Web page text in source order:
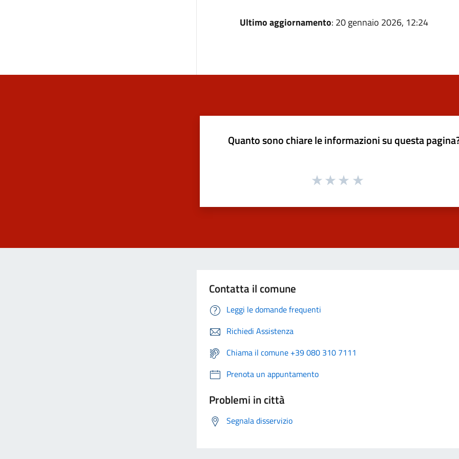
Ultimo aggiornamento: 20 gennaio 2026, 12:24
Quanto sono chiare le informazioni su questa
Contatta il comune
Leggi le domande frequenti
Richiedi Assistenza
Chiama il comune +39 080 310 7111
Prenota un appuntamento
Problemi in città
Segnala disservizio